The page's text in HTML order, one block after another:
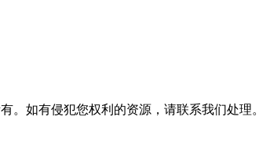
。如有侵犯您权利的资源，请联系我们处理。